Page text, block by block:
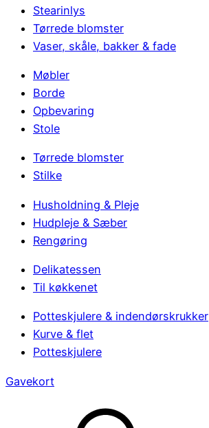
Stearinlys
Tørrede blomster
Vaser, skåle, bakker & fade
Møbler
Borde
Opbevaring
Stole
Tørrede blomster
Stilke
Husholdning & Pleje
Hudpleje & Sæber
Rengøring
Delikatessen
Til køkkenet
Potteskjulere & indendørskrukker
Kurve & flet
Potteskjulere
Gavekort